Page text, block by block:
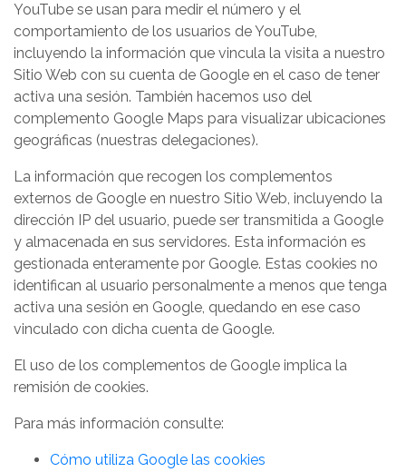
YouTube se usan para medir el número y el
comportamiento de los usuarios de YouTube,
incluyendo la información que vincula la visita a nuestro
Sitio Web con su cuenta de Google en el caso de tener
activa una sesión. También hacemos uso del
complemento Google Maps para visualizar ubicaciones
geográficas (nuestras delegaciones).
La información que recogen los complementos
externos de Google en nuestro Sitio Web, incluyendo la
dirección IP del usuario, puede ser transmitida a Google
y almacenada en sus servidores. Esta información es
gestionada enteramente por Google. Estas cookies no
identifican al usuario personalmente a menos que tenga
activa una sesión en Google, quedando en ese caso
vinculado con dicha cuenta de Google.
El uso de los complementos de Google implica la
remisión de cookies.
Para más información consulte:
Cómo utiliza Google las cookies